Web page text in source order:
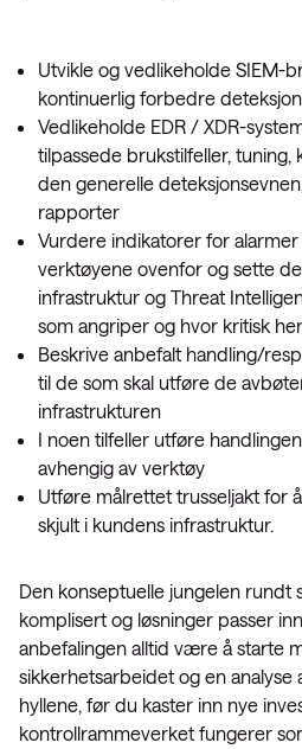
Utvikle og vedlikeholde SIEM-
kontinuerlig forbedre
Vedlikeholde EDR / XDR-
tilpassede brukstilfeller,
den generelle
rapporter
Vurdere indikatorer for
verktøyene ovenfor og sette
infrastruktur og Threat
som angriper og hvor kritisk
Beskrive anbefalt handling/
til de som skal utføre de
infrastrukturen
I noen tilfeller utføre
avhengig av verktøy
Utføre målrettet trusseljakt for
skjult i kundens infrastruktur.
Den konseptuelle jungelen rundt
komplisert og løsninger passer
anbefalingen alltid være å starte
sikkerhetsarbeidet og en analyse
hyllene, før du kaster inn nye
kontrollrammeverket fungerer